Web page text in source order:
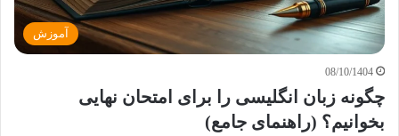
آموزش
08/10/1404
چگونه زبان انگلیسی را برای امتحان نهایی
بخوانیم؟ (راهنمای جامع)